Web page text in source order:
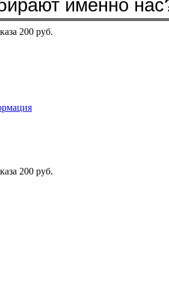
sbit@krep62.ru
200 руб.
200 руб.
мы
именно